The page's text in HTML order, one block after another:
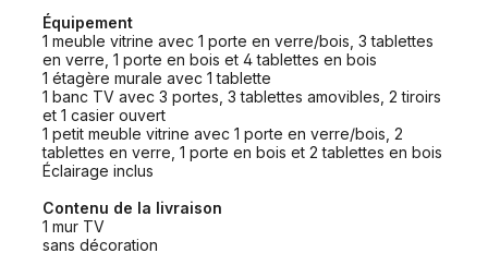
Équipement
1 meuble vitrine avec 1 porte en verre/bois, 3 tablettes
en verre, 1 porte en bois et 4 tablettes en bois
1 étagère murale avec 1 tablette
1 banc TV avec 3 portes, 3 tablettes amovibles, 2 tiroirs
et 1 casier ouvert
1 petit meuble vitrine avec 1 porte en verre/bois, 2
tablettes en verre, 1 porte en bois et 2 tablettes en bois
Éclairage inclus
Contenu de la livraison
1 mur TV
sans décoration